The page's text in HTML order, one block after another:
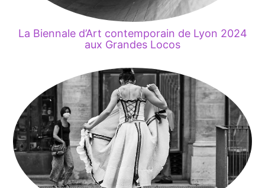
La Biennale d’Art contemporain de Lyon 2024
aux Grandes Locos